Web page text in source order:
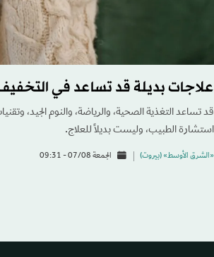
علاجات بديلة قد تساعد في
قد تساعد التغذية الصحية، والرياضة، والنوم الجيد،
استشارة الطبيب، وليست بديلاً للعلاج.
«الشرق الأوسط» (بيروت) الجمعة 07/08 - 09:31